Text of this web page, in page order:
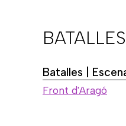
Batalles |
Front d'Aragó